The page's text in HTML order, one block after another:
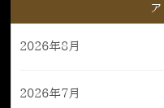
2026年8月
2026年7月